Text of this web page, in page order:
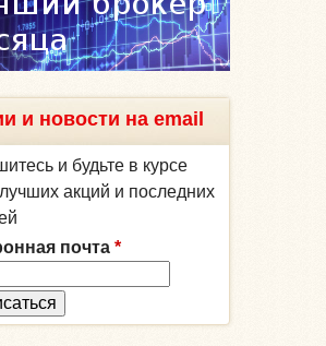
и новости на email
и будьте в курсе
акций и последних
почта *